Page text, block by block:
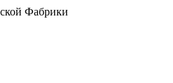
Фабрики